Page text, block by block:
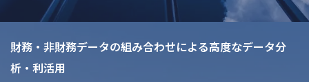
財務・非財務データの組み合わせによる高度なデータ分
析・利活用